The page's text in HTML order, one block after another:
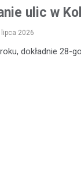
ulic w
lipca 2026
dokładnie 28-